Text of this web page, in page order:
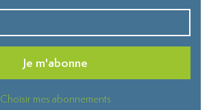
Je m'abonne
Choisir mes abonnements